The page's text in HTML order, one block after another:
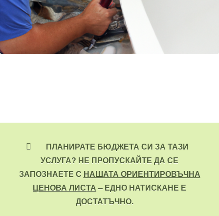
ПЛАНИРАТЕ БЮДЖЕТА СИ ЗА ТАЗИ
УСЛУГА? НЕ ПРОПУСКАЙТЕ ДА СЕ
ЗАПОЗНАЕТЕ С НАШАТА ОРИЕНТИРОВЪЧНА
ЦЕНОВА ЛИСТА– ЕДНО НАТИСКАНЕ Е
ДОСТАТЪЧНО.